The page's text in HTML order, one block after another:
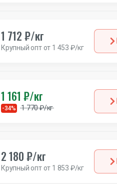
1 712 ₽/кг
Крупный опт от 1 453 ₽/кг
1 161 ₽/кг
-34% 1 770 ₽/кг
2 180 ₽/кг
Крупный опт от 1 853 ₽/кг